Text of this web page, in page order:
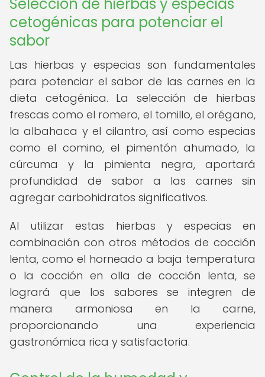
cetogénicas para potenciar el
sabor
Las hierbas y especias son fundamentales
para potenciar el sabor de las carnes en la
dieta cetogénica. La selección de hierbas
frescas como el romero, el tomillo, el orégano,
la albahaca y el cilantro, así como especias
como el comino, el pimentón ahumado, la
cúrcuma y la pimienta negra, aportará
profundidad de sabor a las carnes sin
agregar carbohidratos significativos.
Al utilizar estas hierbas y especias en
combinación con otros métodos de cocción
lenta, como el horneado a baja temperatura
o la cocción en olla de cocción lenta, se
logrará que los sabores se integren de
manera armoniosa en la carne,
proporcionando una experiencia
gastronómica rica y satisfactoria.